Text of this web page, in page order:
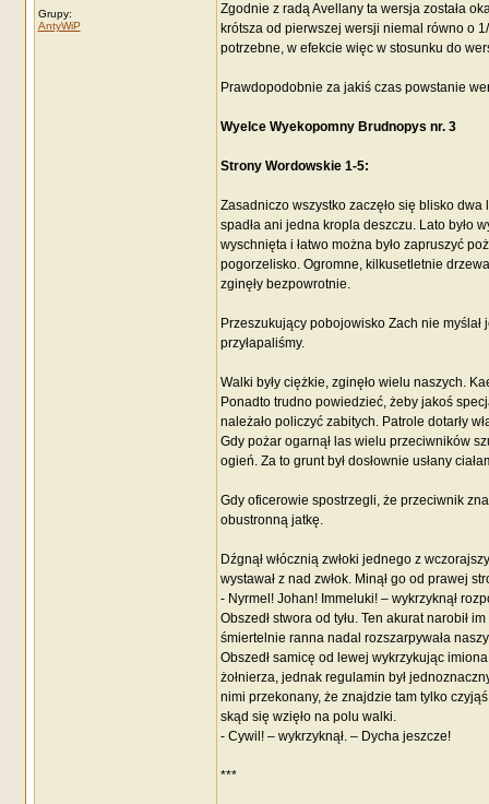
Grupy:
AntyWiP
Zgodnie z radą Avellany ta wersja została
krótsza od pierwszej wersji niemal równo o
potrzebne, w efekcie więc w stosunku do
Prawdopodobnie za jakiś czas powstanie
Wyelce Wyekopomny Brudnopys nr. 3
Strony Wordowskie 1-5:
Zasadniczo wszystko zaczęło się blisko
spadła ani jedna kropla deszczu. Lato było
wyschnięta i łatwo można było zapruszyć
pogorzelisko. Ogromne, kilkusetletnie
zginęły bezpowrotnie.
Przeszukujący pobojowisko Zach nie
przyłapaliśmy.
Walki były ciężkie, zginęło wielu naszych.
Ponadto trudno powiedzieć, żeby jakoś
należało policzyć zabitych. Patrole dotarły
Gdy pożar ogarnął las wielu przeciwników
ogień. Za to grunt był dosłownie usłany
Gdy oficerowie spostrzegli, że przeciwnik
obustronną jatkę.
Dźgnął włócznią zwłoki jednego z
wystawał z nad zwłok. Minął go od prawej
- Nyrmel! Johan! Immeluki! – wykrzyknął
Obszedł stwora od tyłu. Ten akurat narobił
śmiertelnie ranna nadal rozszarpywała
Obszedł samicę od lewej wykrzykując
żołnierza, jednak regulamin był
nimi przekonany, że znajdzie tam tylko
skąd się wzięło na polu walki.
- Cywil! – wykrzyknął. – Dycha jeszcze!
***